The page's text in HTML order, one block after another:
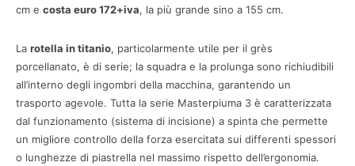
cm e costa euro 172+iva, la più grande sino a 155 cm.
La rotella in titanio, particolarmente utile per il grès
porcellanato, è di serie; la squadra e la prolunga sono richiudibili
all’interno degli ingombri della macchina, garantendo un
trasporto agevole. Tutta la serie Masterpiuma 3 è caratterizzata
dal funzionamento (sistema di incisione) a spinta che permette
un migliore controllo della forza esercitata sui differenti spessori
o lunghezze di piastrella nel massimo rispetto dell’ergonomia.